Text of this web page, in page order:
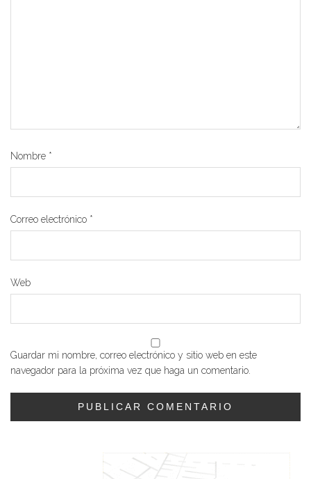
Nombre *
Correo electrónico *
Web
Guardar mi nombre, correo electrónico y sitio web en este
navegador para la próxima vez que haga un comentario.